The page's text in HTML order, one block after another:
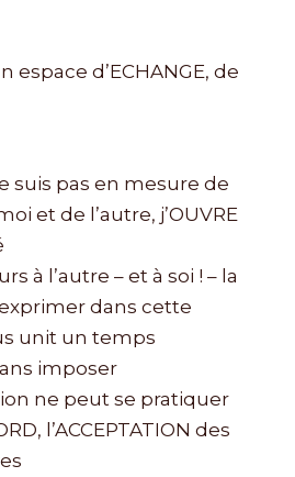
espace d’ECHANGE, de
suis pas en mesure de
et de l’autre, j’OUVRE
à l’autre – et à soi ! – la
dans cette
unit un temps
imposer
ne peut se pratiquer
l’ACCEPTATION des